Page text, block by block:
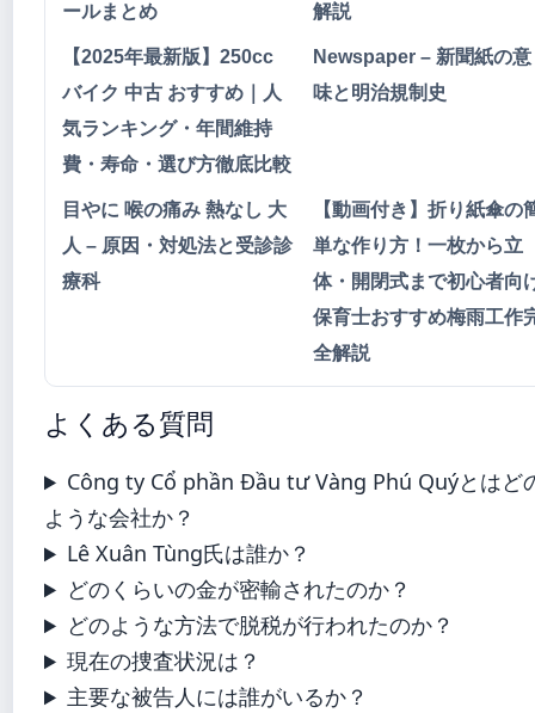
ールまとめ 解説
【2025年最新版】250cc
バイク 中古 おすすめ｜人
気ランキング・年間維持
費・寿命・選び方徹底比較
Newspaper – 新聞紙の意
味と明治規制史
目やに 喉の痛み 熱なし 大
人 – 原因・対処法と受診診
療科
【動画付き】折り紙傘の
単な作り方！一枚から立
体・開閉式まで初心者向
保育士おすすめ梅雨工作
全解説
よくある質問
Công ty Cổ phần Đầu tư Vàng Phú Quýとはど
ような会社か？
Lê Xuân Tùng氏は誰か？
どのくらいの金が密輸されたのか？
どのような方法で脱税が行われたのか？
現在の捜査状況は？
主要な被告人には誰がいるか？